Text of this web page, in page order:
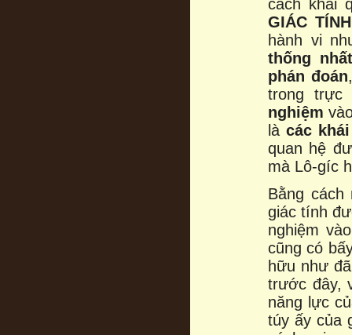
cách khái
GIÁC TÍNH
hành vi
thống
phán đoán
trong trực
nghiệm
là các
quan hệ
mà Lô-gíc
Bằng
giác tính
nghiệm
cũng có
hữu như
trước đây,
năng lực
túy ấy của